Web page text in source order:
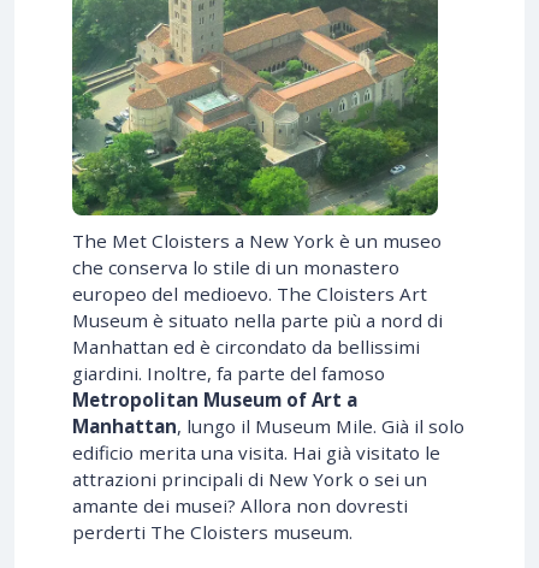
The Met Cloisters a New York è un museo
che conserva lo stile di un monastero
europeo del medioevo. The Cloisters Art
Museum è situato nella parte più a nord di
Manhattan ed è circondato da bellissimi
giardini. Inoltre, fa parte del famoso
Metropolitan Museum of Art a
Manhattan, lungo il Museum Mile. Già il solo
edificio merita una visita. Hai già visitato le
attrazioni principali di New York o sei un
amante dei musei? Allora non dovresti
perderti The Cloisters museum.